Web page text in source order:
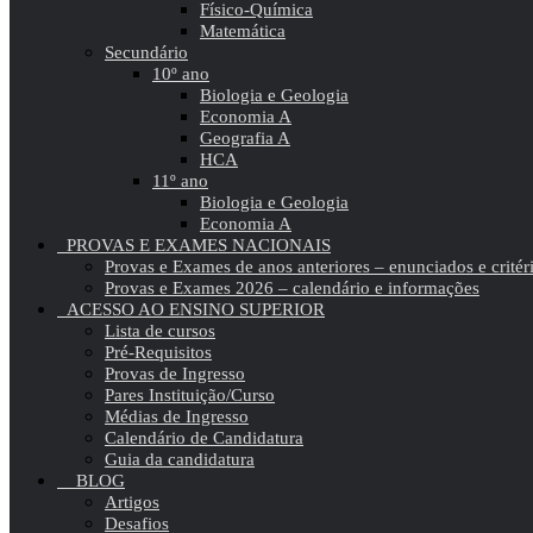
Físico-Química
Matemática
Secundário
10º ano
Biologia e Geologia
Economia A
Geografia A
HCA
11º ano
Biologia e Geologia
Economia A
PROVAS E EXAMES NACIONAIS
Provas e Exames de anos anteriores – enunciados e
Provas e Exames 2026 – calendário e informações
ACESSO AO ENSINO SUPERIOR
Lista de cursos
Pré-Requisitos
Provas de Ingresso
Pares Instituição/Curso
Médias de Ingresso
Calendário de Candidatura
Guia da candidatura
BLOG
Artigos
Desafios